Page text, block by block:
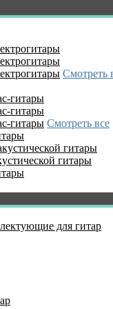
Смотреть
гитары
гитары
гитары Смотреть все
гитары
гитары
для гитар